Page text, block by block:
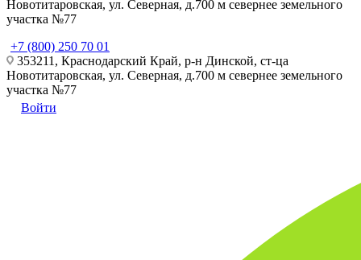
Новотитаровская, ул. Северная, д.700 м севернее земельного
участка №77
+7 (800) 250 70 01
353211, Краснодарский Край, р-н Динской, ст-ца
Новотитаровская, ул. Северная, д.700 м севернее земельного
участка №77
Войти